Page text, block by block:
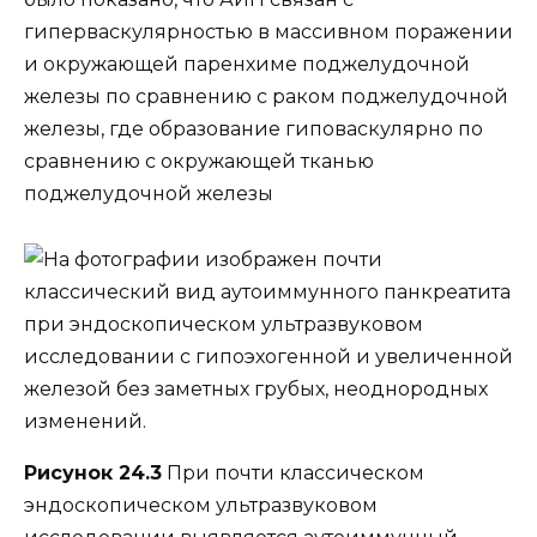
гиперваскулярностью в массивном поражении
и окружающей паренхиме поджелудочной
железы по сравнению с раком поджелудочной
железы, где образование гиповаскулярно по
сравнению с окружающей тканью
поджелудочной железы
Рисунок 24.3 При почти классическом
эндоскопическом ультразвуковом